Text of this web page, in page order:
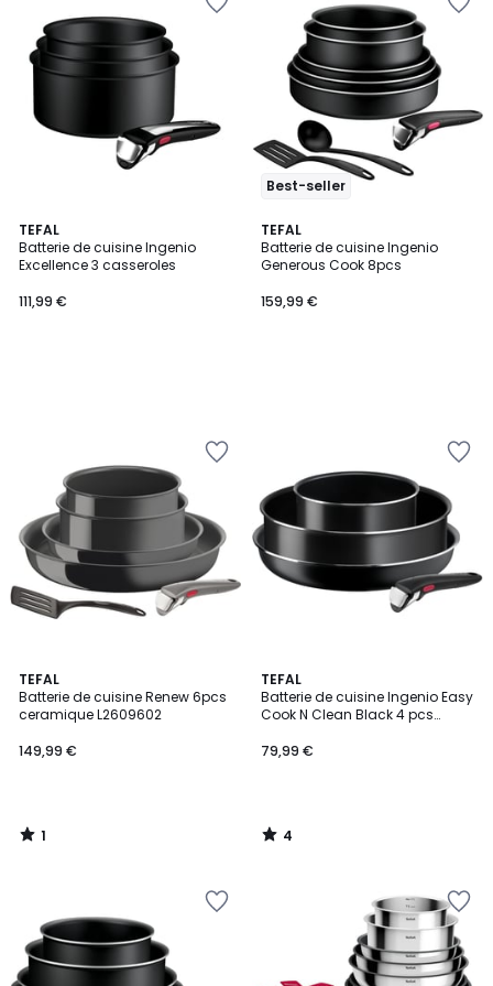
TEFAL
Batterie de cuisine Ingenio
Excellence 3 casseroles
111,99 €
Best-seller
TEFAL
Batterie de cuisine Ingenio
Generous Cook 8pcs
159,99 €
TEFAL
Batterie de cuisine Renew 6pcs
ceramique L2609602
149,99 €
1
/
5
1
/
TEFAL
Batterie de cuisine Ingenio Easy
Cook N Clean Black 4 pcs
79,99 €
4
/
5
4
/